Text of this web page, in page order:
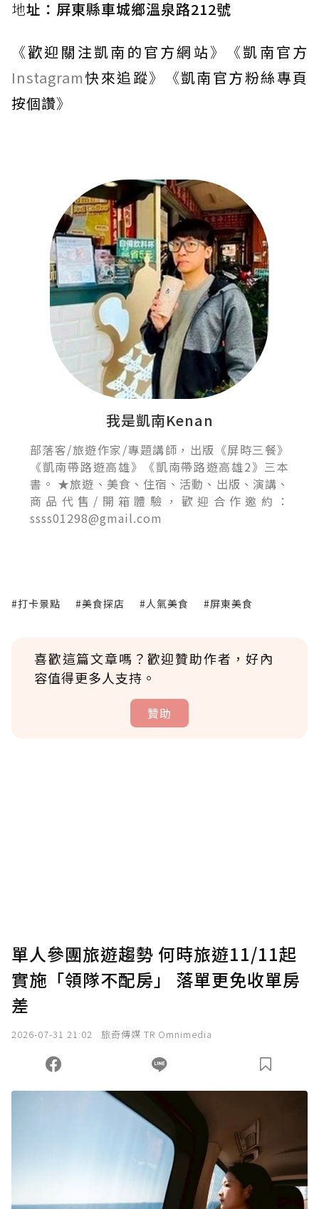
地址：屏東縣車城鄉溫泉路212號
《歡迎關注凱南的官方網站》《凱南官方
Instagram快來追蹤》《凱南官方粉絲專頁
按個讚》
我是凱南Kenan
部落客/旅遊作家/專題講師，出版《屏時三餐》
《凱南帶路遊高雄》《凱南帶路遊高雄2》三本
書。 ★旅遊、美食、住宿、活動、出版、演講、
商品代售/開箱體驗，歡迎合作邀約：
ssss01298@gmail.com
#打卡景點 #美食探店 #人氣美食 #屏東美食
喜歡這篇文章嗎？歡迎贊助作者，好內
容值得更多人支持。
贊助
確認送出
您當前剩餘 U 利點數：0點；前往 購買點數
單人參團旅遊趨勢 何時旅遊11/11起
實施「領隊不配房」 落單更免收單房
差
2026-07-31 21:02 旅奇傳媒 TR Omnimedia